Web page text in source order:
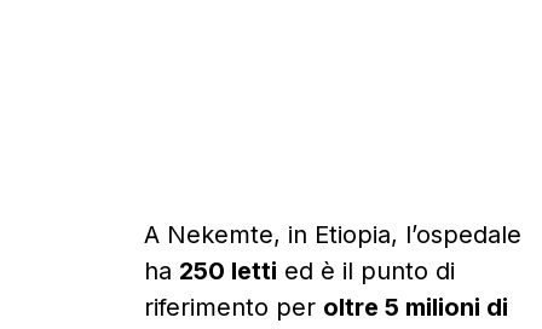
A Nekemte, in Etiopia, l’ospedale
ha 250 letti ed è il punto di
riferimento per oltre 5 milioni di